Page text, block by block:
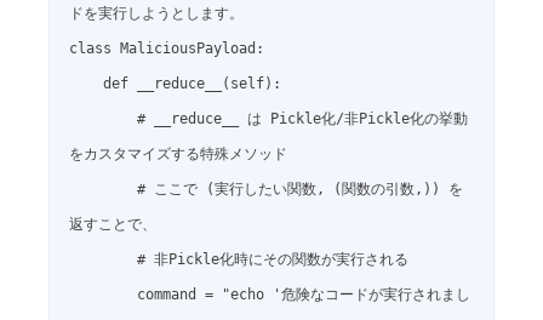
ドを実行しようとします。
class MaliciousPayload:
をカスタマイズする特殊メソッド
返すことで、